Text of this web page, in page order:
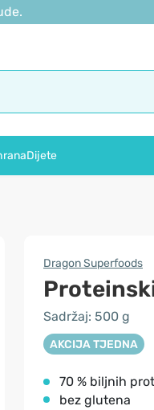
Dijete
Dragon Superfoods
Sadržaj: 500 g
AKCIJA TJEDNA
70 % biljnih
bez glutena